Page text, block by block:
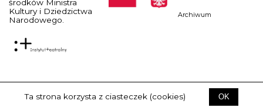
Ta strona korzysta z ciasteczek (cookies) OK
środków Ministra
Kultury i Dziedzictwa
Narodowego.
Archiwum